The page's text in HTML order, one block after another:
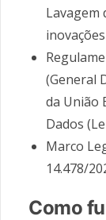
Lavagem
(General
da União
Dados
Marco
14.478/
Como